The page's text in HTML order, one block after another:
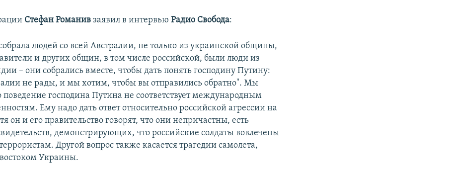
Стефан Романив заявил в интервьюРадио Свобода:
людей со всей Австралии, не только из украинской общины,
и других общин, в том числе российской, были люди из
– они собрались вместе, чтобы дать понять господину Путину:
не рады, и мы хотим, чтобы вы отправились обратно". Мы
поведение господина Путина не соответствует международным
Ему надо дать ответ относительно российской агрессии на
он и его правительство говорят, что они непричастны, есть
демонстрирующих, что российские солдаты вовлечены
Другой вопрос также касается трагедии самолета,
Украины.